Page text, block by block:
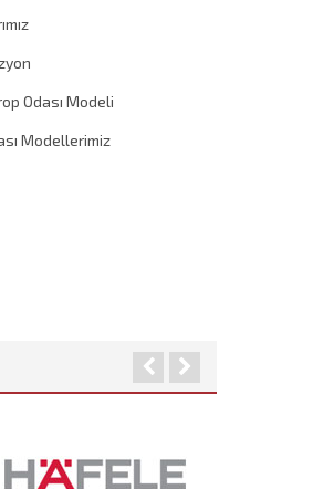
Odası Modeli
Modellerimiz